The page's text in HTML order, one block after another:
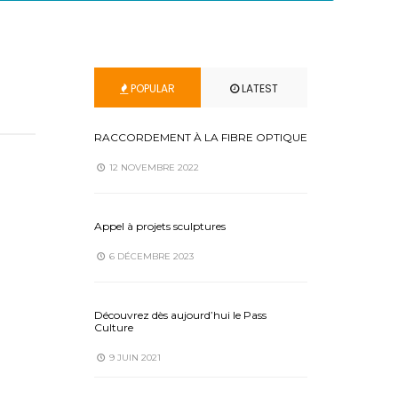
POPULAR LATEST
RACCORDEMENT À LA FIBRE OPTIQUE
12 NOVEMBRE 2022
Appel à projets sculptures
6 DÉCEMBRE 2023
Découvrez dès aujourd’hui le Pass
Culture
9 JUIN 2021